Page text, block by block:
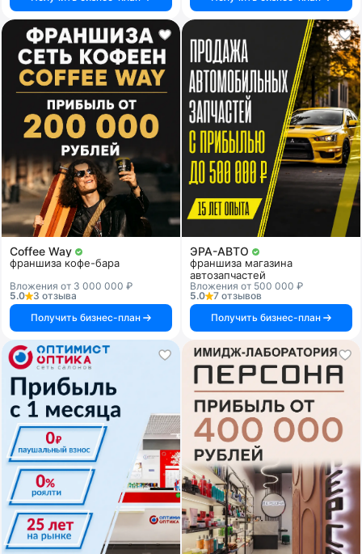
Coffee Way
франшиза кофе-бара
Вложения от 3 000 000 ₽
5.0
3 отзыва
Получить бизнес-план
ЭРА-АВТО
франшиза магазина
автозапчастей
Вложения от 500 000 ₽
5.0
7 отзывов
Получить бизнес-план